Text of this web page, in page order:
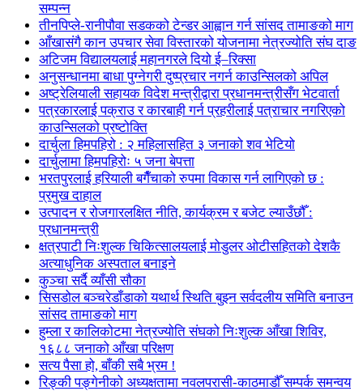
सम्पन्न
तीनपिप्ले-रानीपौवा सडकको टेन्डर आह्वान गर्न सांसद तामाङको माग
आँखासंगै कान उपचार सेवा विस्तारको योजनामा नेत्रज्योति संघ दाङ
अटिजम विद्यालयलाई महानगरले दियो ई–रिक्सा
अनुसन्धानमा बाधा पुग्नेगरी दुष्प्रचार नगर्न काउन्सिलको अपिल
अष्ट्रेलियाली सहायक विदेश मन्त्रीद्वारा प्रधानमन्त्रीसँग भेटवार्ता
पत्रकारलाई पक्राउ र कारबाही गर्न प्रहरीलाई पत्राचार नगरिएको
काउन्सिलको प्रष्टोक्ति
दार्चुला हिमपहिरो : २ महिलासहित ३ जनाको शव भेटियो
दार्चुलामा हिमपहिरोः ५ जना बेपत्ता
भरतपुरलाई हरियाली बगैँचाको रुपमा विकास गर्न लागिएको छ :
प्रमुख दाहाल
उत्पादन र रोजगारलक्षित नीति, कार्यक्रम र बजेट ल्याउँछौँ :
प्रधानमन्त्री
क्षत्रपाटी निःशुल्क चिकित्सालयलाई मोडुलर ओटीसहितको देशकै
अत्याधुनिक अस्पताल बनाइने
कुञ्चा सर्दै व्याँसी सौका
सिसडोल बञ्चरेडाँडाको यथार्थ स्थिति बुझ्न सर्वदलीय समिति बनाउन
सांसद तामाङको माग
हुम्ला र कालिकोटमा नेत्रज्योति संघको निःशुल्क आँखा शिविर,
१६८८ जनाको आँखा परिक्षण
सत्य पैसा हो, बाँकी सबै भ्रम !
रिङ्की पङ्गेनीको अध्यक्षतामा नवलपरासी-काठमाडौँ सम्पर्क समन्वय